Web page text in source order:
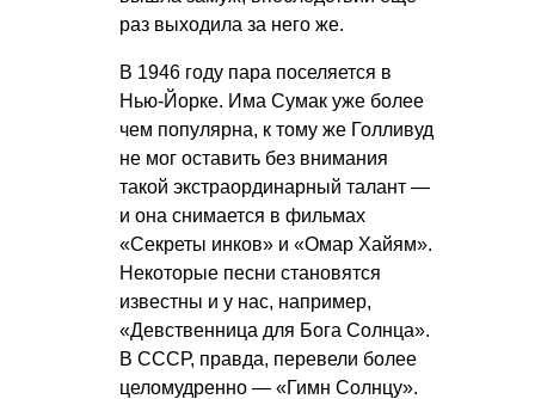
раз выходила за него же.
В 1946 году пара поселяется в
Нью-Йорке. Има Сумак уже более
чем популярна, к тому же Голливуд
не мог оставить без внимания
такой экстраординарный талант —
и она снимается в фильмах
«Секреты инков» и «Омар Хайям».
Некоторые песни становятся
известны и у нас, например,
«Девственница для Бога Солнца».
В СССР, правда, перевели более
целомудренно — «Гимн Солнцу».